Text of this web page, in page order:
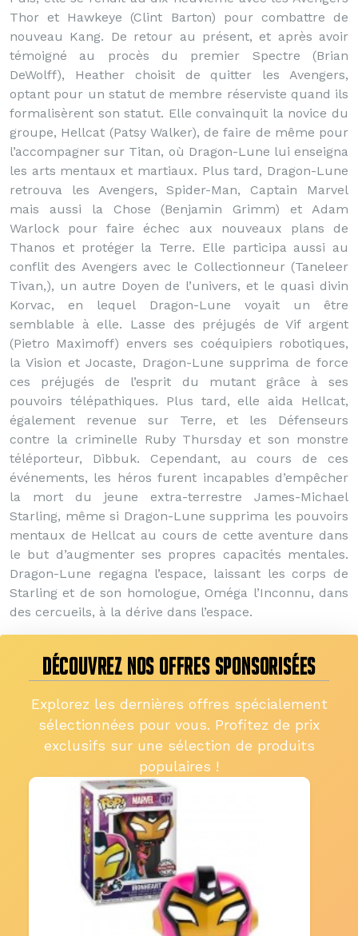
Thor et Hawkeye (Clint Barton) pour combattre de
nouveau Kang. De retour au présent, et après avoir
témoigné au procès du premier Spectre (Brian
DeWolff), Heather choisit de quitter les Avengers,
optant pour un statut de membre réserviste quand ils
formalisèrent son statut. Elle convainquit la novice du
groupe, Hellcat (Patsy Walker), de faire de même pour
l’accompagner sur Titan, où Dragon-Lune lui enseigna
les arts mentaux et martiaux. Plus tard, Dragon-Lune
retrouva les Avengers, Spider-Man, Captain Marvel
mais aussi la Chose (Benjamin Grimm) et Adam
Warlock pour faire échec aux nouveaux plans de
Thanos et protéger la Terre. Elle participa aussi au
conflit des Avengers avec le Collectionneur (Taneleer
Tivan,), un autre Doyen de l’univers, et le quasi divin
Korvac, en lequel Dragon-Lune voyait un être
semblable à elle. Lasse des préjugés de Vif argent
(Pietro Maximoff) envers ses coéquipiers robotiques,
la Vision et Jocaste, Dragon-Lune supprima de force
ces préjugés de l’esprit du mutant grâce à ses
pouvoirs télépathiques. Plus tard, elle aida Hellcat,
également revenue sur Terre, et les Défenseurs
contre la criminelle Ruby Thursday et son monstre
téléporteur, Dibbuk. Cependant, au cours de ces
événements, les héros furent incapables d’empêcher
la mort du jeune extra-terrestre James-Michael
Starling, même si Dragon-Lune supprima les pouvoirs
mentaux de Hellcat au cours de cette aventure dans
le but d’augmenter ses propres capacités mentales.
Dragon-Lune regagna l’espace, laissant les corps de
Starling et de son homologue, Oméga l’Inconnu, dans
des cercueils, à la dérive dans l’espace.
DÉCOUVREZ NOS OFFRES SPONSORISÉES
Explorez les dernières offres spécialement
sélectionnées pour vous. Profitez de prix
exclusifs sur une sélection de produits
populaires !